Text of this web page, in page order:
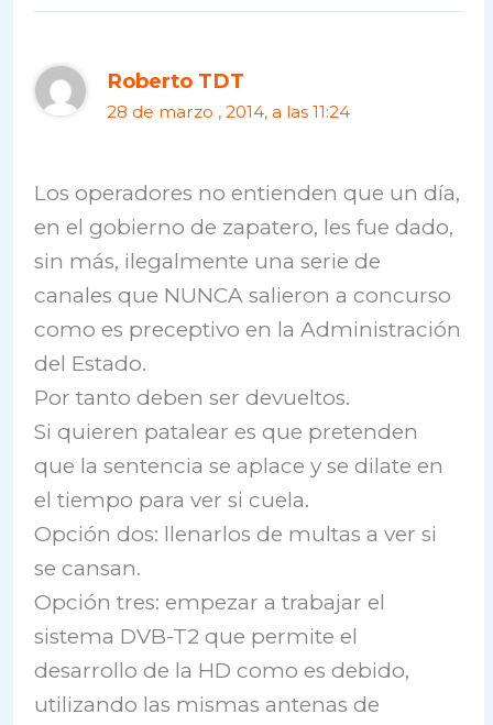
Roberto TDT
28 de marzo , 2014, a las 11:24
Los operadores no entienden que un día,
en el gobierno de zapatero, les fue dado,
sin más, ilegalmente una serie de
canales que NUNCA salieron a concurso
como es preceptivo en la Administración
del Estado.
Por tanto deben ser devueltos.
Si quieren patalear es que pretenden
que la sentencia se aplace y se dilate en
el tiempo para ver si cuela.
Opción dos: llenarlos de multas a ver si
se cansan.
Opción tres: empezar a trabajar el
sistema DVB-T2 que permite el
desarrollo de la HD como es debido,
utilizando las mismas antenas de